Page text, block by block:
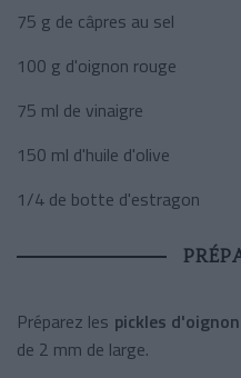
75 g de câpres au sel
100 g d'oignon rouge
75 ml de vinaigre
150 ml d'huile d'olive
1/4 de botte d'estragon
Préparez les pickles
de 2 mm de large.